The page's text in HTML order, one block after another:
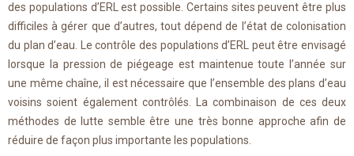
des populations d’ERL est possible. Certains sites peuvent être plus
difficiles à gérer que d’autres, tout dépend de l’état de colonisation
du plan d’eau. Le contrôle des populations d’ERL peut être envisagé
lorsque la pression de piégeage est maintenue toute l’année sur
une même chaîne, il est nécessaire que l’ensemble des plans d’eau
voisins soient également contrôlés. La combinaison de ces deux
méthodes de lutte semble être une très bonne approche afin de
réduire de façon plus importante les populations.